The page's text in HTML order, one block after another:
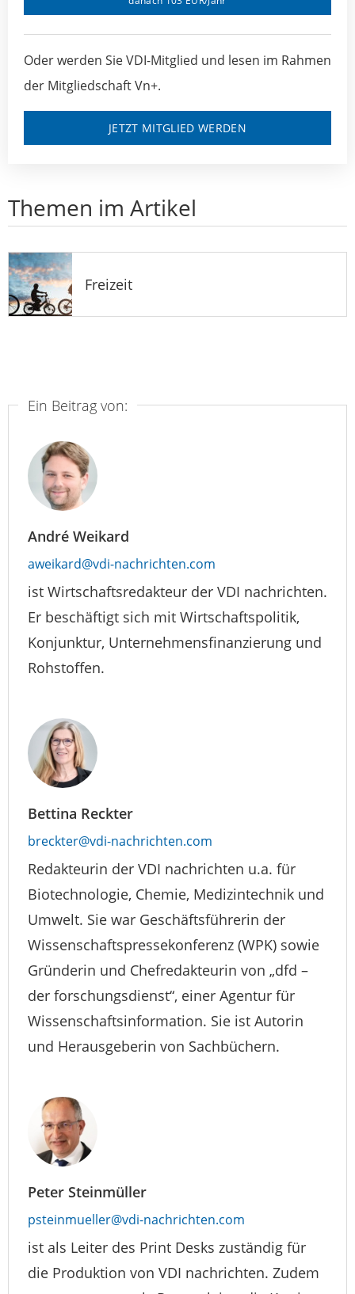
Oder werden Sie VDI-Mitglied und lesen im Rahmen
der Mitgliedschaft Vn+.
JETZT MITGLIED WERDEN
Themen im Artikel
Freizeit
Ein Beitrag von:
André Weikard
aweikard@vdi-nachrichten.com
ist Wirtschaftsredakteur der VDI nachrichten.
Er beschäftigt sich mit Wirtschaftspolitik,
Konjunktur, Unternehmensfinanzierung und
Rohstoffen.
Bettina Reckter
breckter@vdi-nachrichten.com
Redakteurin der VDI nachrichten u.a. für
Biotechnologie, Chemie, Medizintechnik und
Umwelt. Sie war Geschäftsführerin der
Wissenschaftspressekonferenz (WPK) sowie
Gründerin und Chefredakteurin von „dfd –
der forschungsdienst“, einer Agentur für
Wissenschaftsinformation. Sie ist Autorin
und Herausgeberin von Sachbüchern.
Peter Steinmüller
psteinmueller@vdi-nachrichten.com
ist als Leiter des Print Desks zuständig für
die Produktion von VDI nachrichten. Zudem